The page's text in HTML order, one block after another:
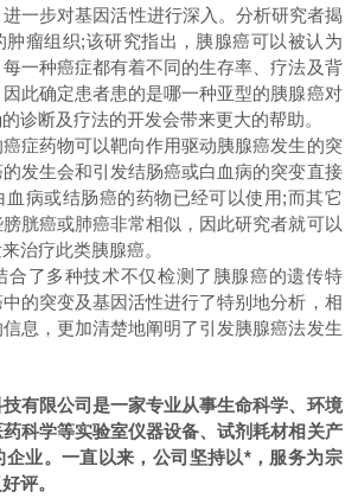
一步对基因活性进行深入。分析研究者揭
肿瘤组织;该研究指出，胰腺癌可以被认为
一种癌症都有着不同的生存率、疗法及背
此确定患者患的是哪一种亚型的胰腺癌对
诊断及疗法的开发会带来更大的帮助。
药物可以靶向作用驱动胰腺癌发生的突
发生会和引发结肠癌或白血病的突变直接
血病或结肠癌的药物已经可以使用;而其它
胱癌或肺癌非常相似，因此研究者就可以
治疗此类胰腺癌。
了多种技术不仅检测了胰腺癌的遗传特
的突变及基因活性进行了特别地分析，相
息，更加清楚地阐明了引发胰腺癌法发生
有限公司是一家专业从事生命科学、环境
科学等实验室仪器设备、试剂耗材相关产
业。一直以来，公司坚持以*，服务为宗
评。